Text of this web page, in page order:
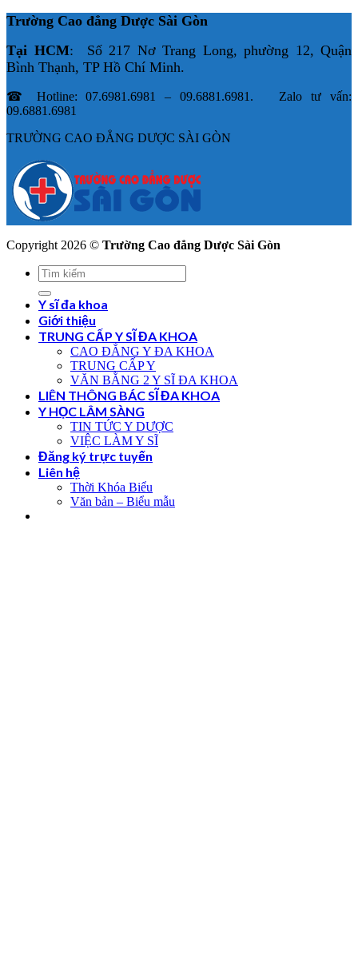
Trường Cao đẳng Dược Sài Gòn
Tại HCM: Số 217 Nơ Trang Long, phường 12, Quận
Bình Thạnh, TP Hồ Chí Minh.
☎ Hotline: 07.6981.6981 – 09.6881.6981. Zalo tư vấn:
09.6881.6981
TRƯỜNG CAO ĐẲNG DƯỢC SÀI GÒN
Copyright 2026 © Trường Cao đẳng Dược Sài Gòn
Y sĩ đa khoa
Giới thiệu
TRUNG CẤP Y SĨ ĐA KHOA
CAO ĐẲNG Y ĐA KHOA
TRUNG CẤP Y
VĂN BẰNG 2 Y SĨ ĐA KHOA
LIÊN THÔNG BÁC SĨ ĐA KHOA
Y HỌC LÂM SÀNG
TIN TỨC Y DƯỢC
VIỆC LÀM Y SĨ
Đăng ký trực tuyến
Liên hệ
Thời Khóa Biểu
Văn bản – Biểu mẫu